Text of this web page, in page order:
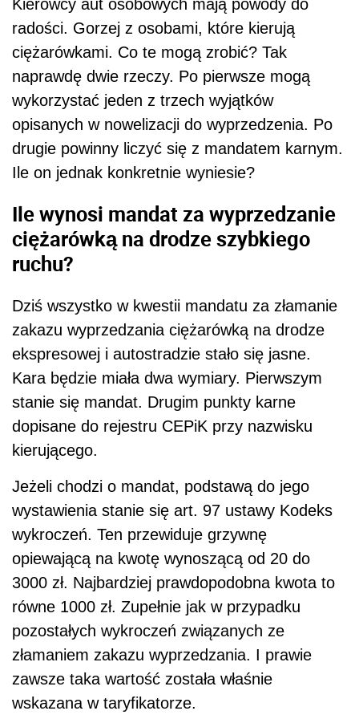
Kierowcy aut osobowych mają powody do
radości. Gorzej z osobami, które kierują
ciężarówkami. Co te mogą zrobić? Tak
naprawdę dwie rzeczy. Po pierwsze mogą
wykorzystać jeden z trzech wyjątków
opisanych w nowelizacji do wyprzedzenia. Po
drugie powinny liczyć się z mandatem karnym.
Ile on jednak konkretnie wyniesie?
Ile wynosi mandat za wyprzedzanie
ciężarówką na drodze szybkiego
ruchu?
Dziś wszystko w kwestii mandatu za złamanie
zakazu wyprzedzania ciężarówką na drodze
ekspresowej i autostradzie stało się jasne.
Kara będzie miała dwa wymiary. Pierwszym
stanie się mandat. Drugim punkty karne
dopisane do rejestru CEPiK przy nazwisku
kierującego.
Jeżeli chodzi o mandat, podstawą do jego
wystawienia stanie się art. 97 ustawy Kodeks
wykroczeń. Ten przewiduje grzywnę
opiewającą na kwotę wynoszącą od 20 do
3000 zł. Najbardziej prawdopodobna kwota to
równe 1000 zł. Zupełnie jak w przypadku
pozostałych wykroczeń związanych ze
złamaniem zakazu wyprzedzania. I prawie
zawsze taka wartość została właśnie
wskazana w taryfikatorze.